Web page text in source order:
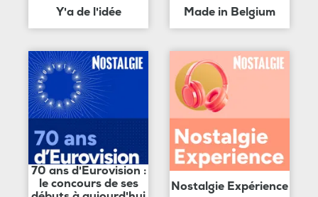
Y'a de l'idée Made in Belgium
70 ans d'Eurovision :
le concours de ses
Nostalgie Expérience